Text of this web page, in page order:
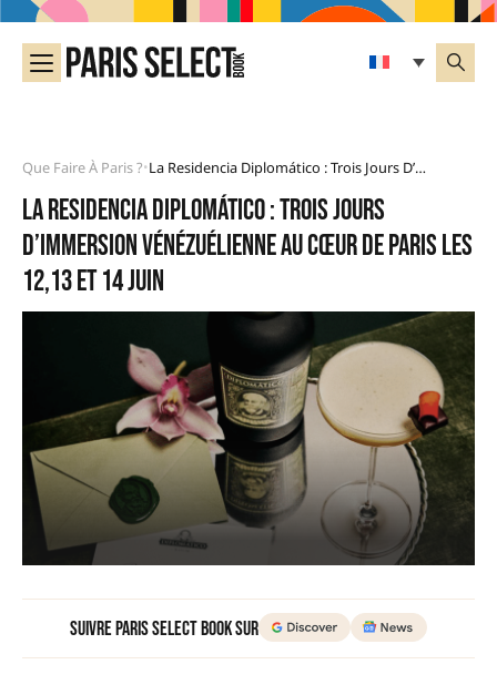
Que Faire À Paris ?• La Residencia Diplomático : Trois Jours D’immersion Vénézuélienne Au Cœur De Paris Les 12,13 Et 14 Juin
La Residencia Diplomático : trois jours
d’immersion vénézuélienne au cœur de Paris les
12,13 et 14 Juin
Suivre Paris Select Book sur